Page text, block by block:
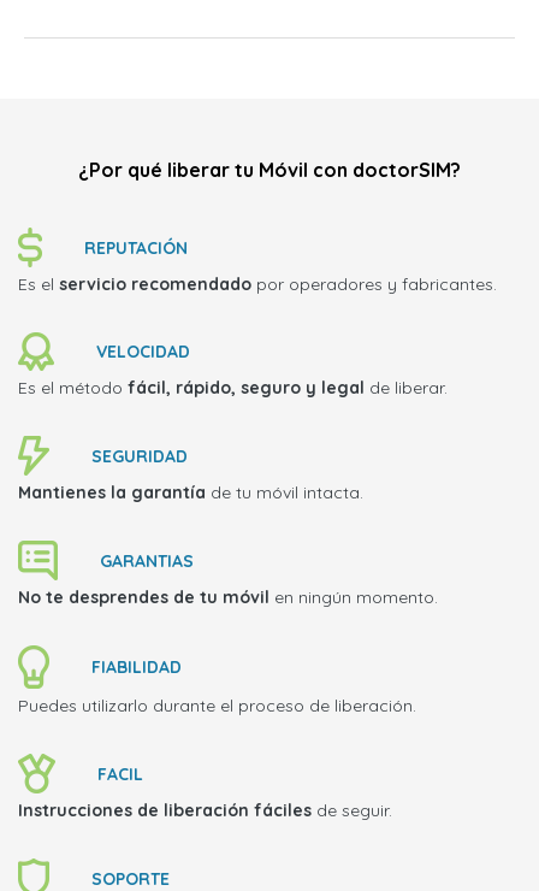
¿Por qué liberar tu Móvil con doctorSIM?
REPUTACIÓN
Es el servicio recomendado por operadores y fabricantes.
VELOCIDAD
Es el método fácil, rápido, seguro y legal de liberar.
SEGURIDAD
Mantienes la garantía de tu móvil intacta.
GARANTIAS
No te desprendes de tu móvil en ningún momento.
FIABILIDAD
Puedes utilizarlo durante el proceso de liberación.
FACIL
Instrucciones de liberación fáciles de seguir.
SOPORTE